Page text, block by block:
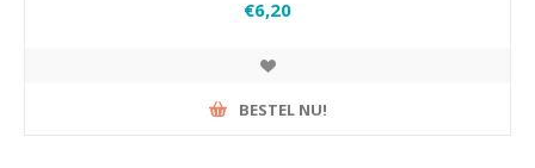
€6,20
BESTEL NU!